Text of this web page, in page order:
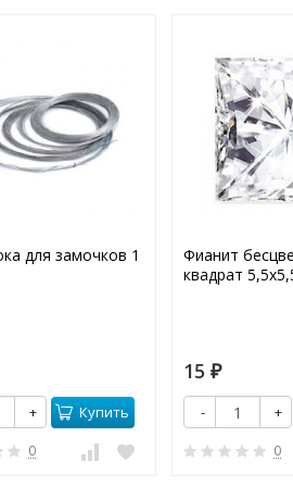
для замочков 1
+ Купить
0
Фианит
квадрат
15 ₽
- +
0